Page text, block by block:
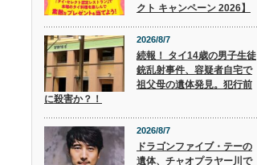
クト キャンペーン 2026】
2026/8/7
続報！ タイ14歳の男子生徒
銃乱射事件、容疑者自宅で
祖父母の遺体発見。犯行前
に殺害か？！
2026/8/7
ドラゴンファイブ・テーの
遺体、チャオプラヤー川で